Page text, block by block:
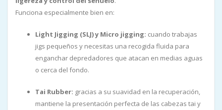
Funciona especialmente bien en:
Light Jigging (SLJ) y Micro jigging: cuando trabajas
jigs pequeños y necesitas una recogida fluida para
enganchar depredadores que atacan en medias aguas
o cerca del fondo.
Tai Rubber: gracias a su suavidad en la recuperación,
mantiene la presentación perfecta de las cabezas tai y